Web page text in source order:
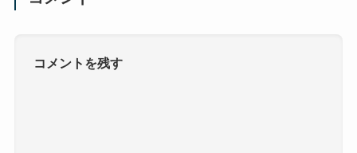
コメントを残す